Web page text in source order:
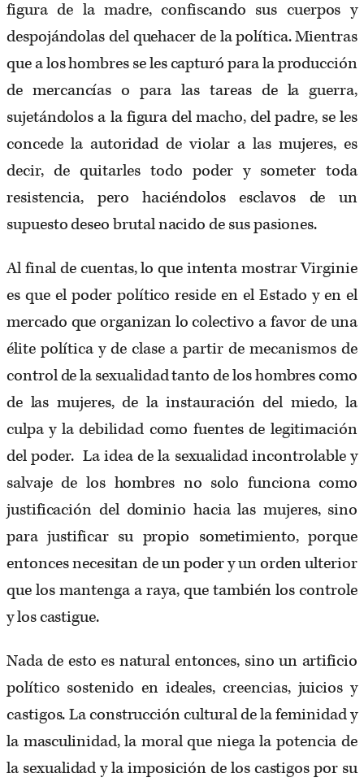
figura de la madre, confiscando sus cuerpos y
despojándolas del quehacer de la política. Mientras
que a los hombres se les capturó para la producción
de mercancías o para las tareas de la guerra,
sujetándolos a la figura del macho, del padre, se les
concede la autoridad de violar a las mujeres, es
decir, de quitarles todo poder y someter toda
resistencia, pero haciéndolos esclavos de un
supuesto deseo brutal nacido de sus pasiones.
Al final de cuentas, lo que intenta mostrar Virginie
es que el poder político reside en el Estado y en el
mercado que organizan lo colectivo a favor de una
élite política y de clase a partir de mecanismos de
control de la sexualidad tanto de los hombres como
de las mujeres, de la instauración del miedo, la
culpa y la debilidad como fuentes de legitimación
del poder. La idea de la sexualidad incontrolable y
salvaje de los hombres no solo funciona como
justificación del dominio hacia las mujeres, sino
para justificar su propio sometimiento, porque
entonces necesitan de un poder y un orden ulterior
que los mantenga a raya, que también los controle
y los castigue.
Nada de esto es natural entonces, sino un artificio
político sostenido en ideales, creencias, juicios y
castigos. La construcción cultural de la feminidad y
la masculinidad, la moral que niega la potencia de
la sexualidad y la imposición de los castigos por su